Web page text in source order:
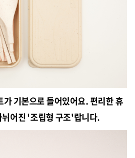
기본으로 들어있어요. 편리한 휴
뉘어진 '조립형 구조'랍니다.